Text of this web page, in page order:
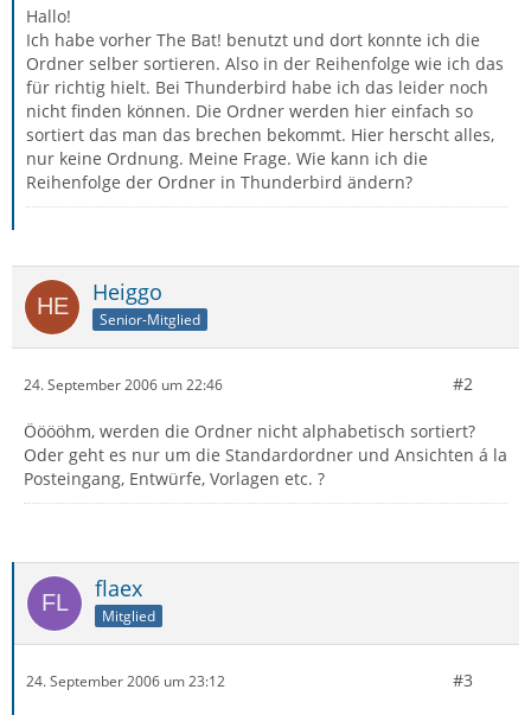
Hallo!
Ich habe vorher The Bat! benutzt und dort konnte ich die
Ordner selber sortieren. Also in der Reihenfolge wie ich das
für richtig hielt. Bei Thunderbird habe ich das leider noch
nicht finden können. Die Ordner werden hier einfach so
sortiert das man das brechen bekommt. Hier herscht alles,
nur keine Ordnung. Meine Frage. Wie kann ich die
Reihenfolge der Ordner in Thunderbird ändern?
Heiggo
Senior-Mitglied
24. September 2006 um 22:46 #2
Ööööhm, werden die Ordner nicht alphabetisch sortiert?
Oder geht es nur um die Standardordner und Ansichten á la
Posteingang, Entwürfe, Vorlagen etc. ?
flaex
Mitglied
24. September 2006 um 23:12 #3